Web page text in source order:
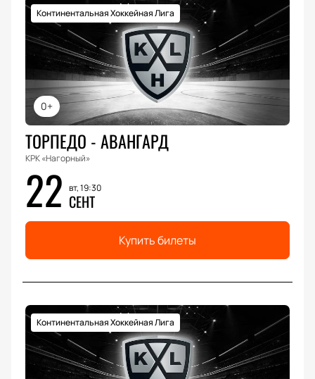
0+
Континентальная Хоккейная Лига
ТОРПЕДО - АВАНГАРД
КРК «Нагорный»
22 вт, 19:30
СЕНТ
Купить билеты
Континентальная Хоккейная Лига